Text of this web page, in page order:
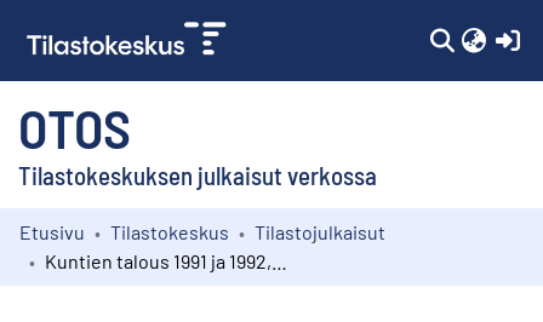
OTOS
Tilastokeskuksen julkaisut verkossa
Kokoelmat
Etusivu Tilastokeskus
Tilastojulkaisut